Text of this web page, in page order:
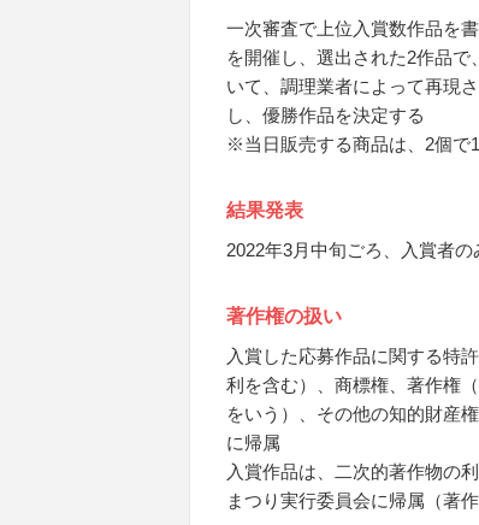
一次審査で上位入賞数作品を
を開催し、選出された2作品
いて、調理業者によって再現
し、優勝作品を決定する
※当日販売する商品は、2個で
結果発表
2022年3月中旬ごろ、入賞者の
著作権の扱い
入賞した応募作品に関する特
利を含む）、商標権、著作権
をいう）、その他の知的財産
に帰属
入賞作品は、二次的著作物の
まつり実行委員会に帰属（著作